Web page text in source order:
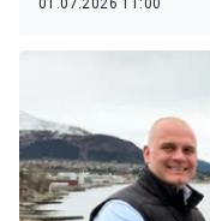
01.07.2026 11:00